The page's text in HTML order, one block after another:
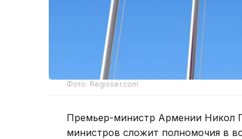
Фото: Regisser.com
Премьер-министр Армении Никол
министров сложит полномочия в